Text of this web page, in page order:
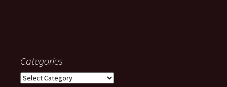
Categories
Categories